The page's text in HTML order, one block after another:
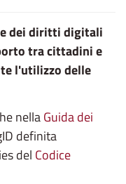
dei diritti digitali
tra cittadini e
l'utilizzo delle
nellaGuida dei
definita
del Codice